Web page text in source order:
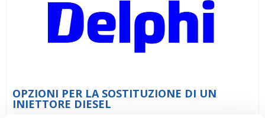
OPZIONI PER LA SOSTITUZIONE DI UN
INIETTORE DIESEL